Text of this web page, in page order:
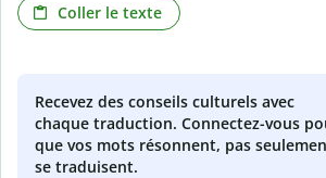
Coller le texte
Recevez des conseils culturels avec
chaque traduction. Connectez-vous
que vos mots résonnent, pas
se traduisent.